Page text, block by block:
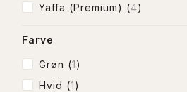
Yaffa (Premium) (4)
Farve
Grøn (1)
Hvid (1)